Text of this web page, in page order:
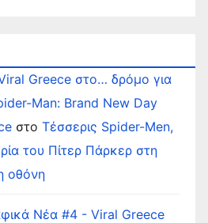
Greece στο… δρόμο για
Man: Brand New Day
στο Τέσσερις Spider-Men,
του Πίτερ Πάρκερ στη
οθόνη
Νέα #4 - Viral Greece